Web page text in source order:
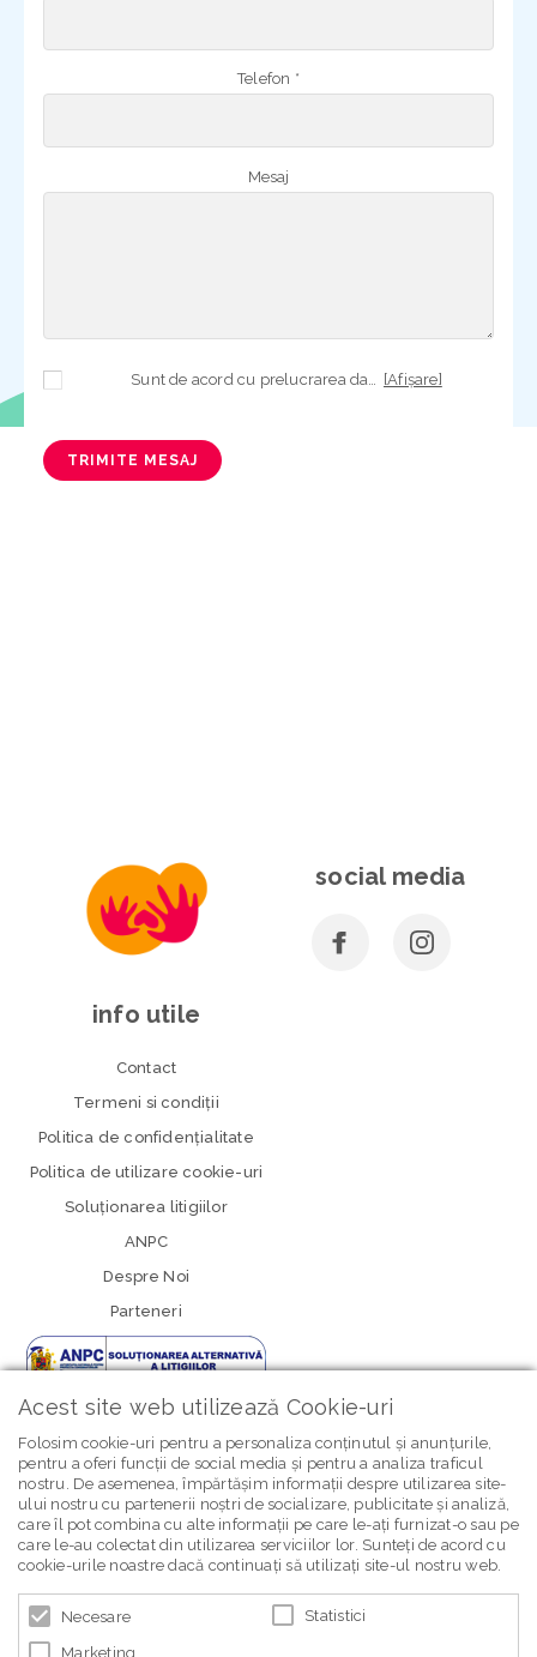
Telefon *
Mesaj
[Afișare]
TRIMITE MESAJ
social media
info utile
Contact
Termeni si condiţii
Politica de confidenţialitate
Politica de utilizare cookie-uri
Soluționarea litigiilor
ANPC
Despre Noi
Parteneri
newsletter Bebe Brands
Acest site web utilizează Cookie-uri
Folosim cookie-uri pentru a personaliza conținutul și anunțurile,
pentru a oferi funcții de social media și pentru a analiza traficul
nostru. De asemenea, împărtășim informații despre utilizarea site-
ului nostru cu partenerii noștri de socializare, publicitate și analiză,
care îl pot combina cu alte informații pe care le-ați furnizat-o sau pe
care le-au colectat din utilizarea serviciilor lor. Sunteți de acord cu
cookie-urile noastre dacă continuați să utilizați site-ul nostru web.
Necesare Statistici
Marketing